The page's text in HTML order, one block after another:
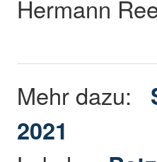
Hermann
Mehr dazu:
2021